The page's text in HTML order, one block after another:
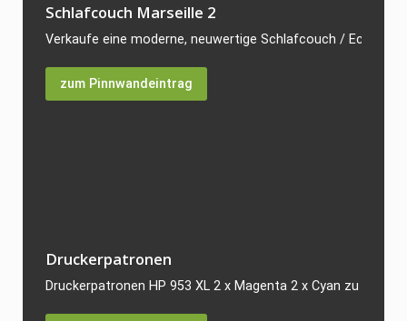
Schlafcouch Marseille 2
Verkaufe eine moderne, neuwertige Schlafcouch / Ecksofa
zum Pinnwandeintrag
Druckerpatronen
Druckerpatronen HP 953 XL 2 x Magenta 2 x Cyan zu